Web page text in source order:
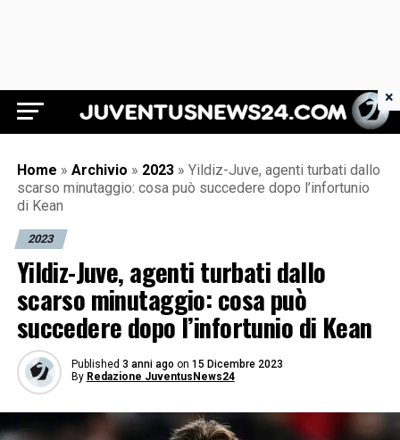
Juventus News 24
Home » Archivio » 2023 » Yildiz-Juve, agenti turbati dallo
scarso minutaggio: cosa può succedere dopo l’infortunio
di Kean
2023
Yildiz-Juve, agenti turbati dallo
scarso minutaggio: cosa può
succedere dopo l’infortunio di Kean
Published 3 anni ago on 15 Dicembre 2023
By Redazione JuventusNews24
×